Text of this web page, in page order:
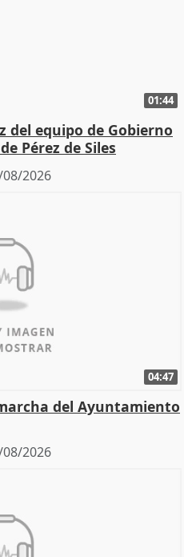
01:44
del equipo de Gobierno
Pérez de Siles
2026
04:47
del Ayuntamiento
2026